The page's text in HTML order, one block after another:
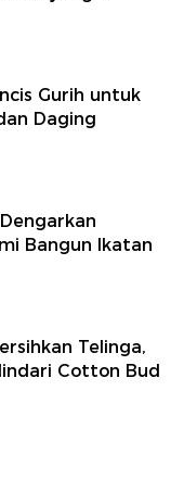
Gurih untuk
Daging
Bangun Ikatan
Telinga,
Cotton Bud